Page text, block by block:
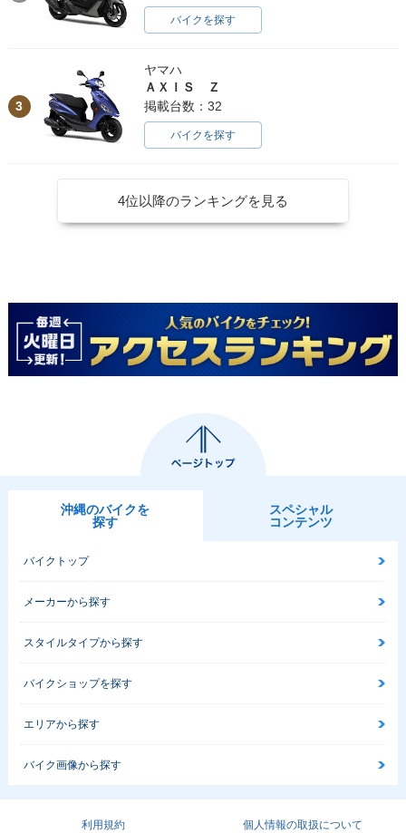
バイクを探す
3
ヤマハ
ＡＸＩＳ Ｚ
掲載台数：32
バイクを探す
4位以降のランキングを見る
沖縄のバイクを
探す
スペシャル
コンテンツ
バイクトップ
メーカーから探す
スタイルタイプから探す
バイクショップを探す
エリアから探す
バイク画像から探す
利用規約 個人情報の取扱について